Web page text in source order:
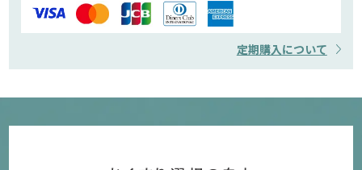
定期購入について